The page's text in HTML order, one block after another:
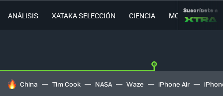
ANÁLISIS XATAKA SELECCIÓN CIENCIA MOVILIDAD
Suscríbete a
HOY SE HABLA DE
China Tim Cook NASA Waze iPhone Air